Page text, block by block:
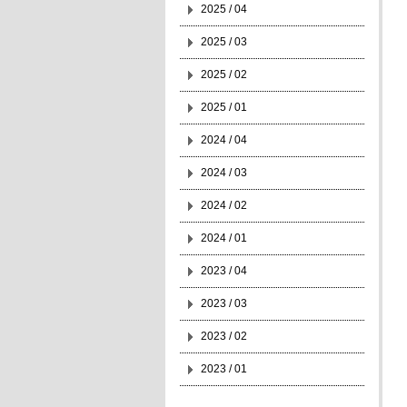
2025 / 04
2025 / 03
2025 / 02
2025 / 01
2024 / 04
2024 / 03
2024 / 02
2024 / 01
2023 / 04
2023 / 03
2023 / 02
2023 / 01